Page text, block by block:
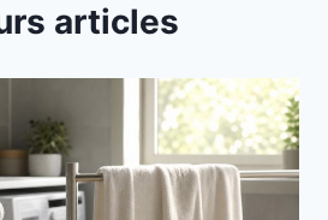
articles